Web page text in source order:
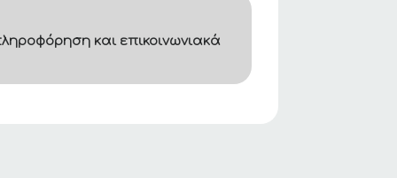
και επικοινωνιακά